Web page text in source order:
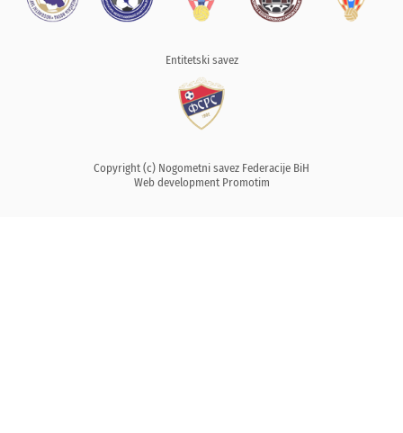
Entitetski savez
Copyright (c) Nogometni savez Federacije BiH
Web development Promotim